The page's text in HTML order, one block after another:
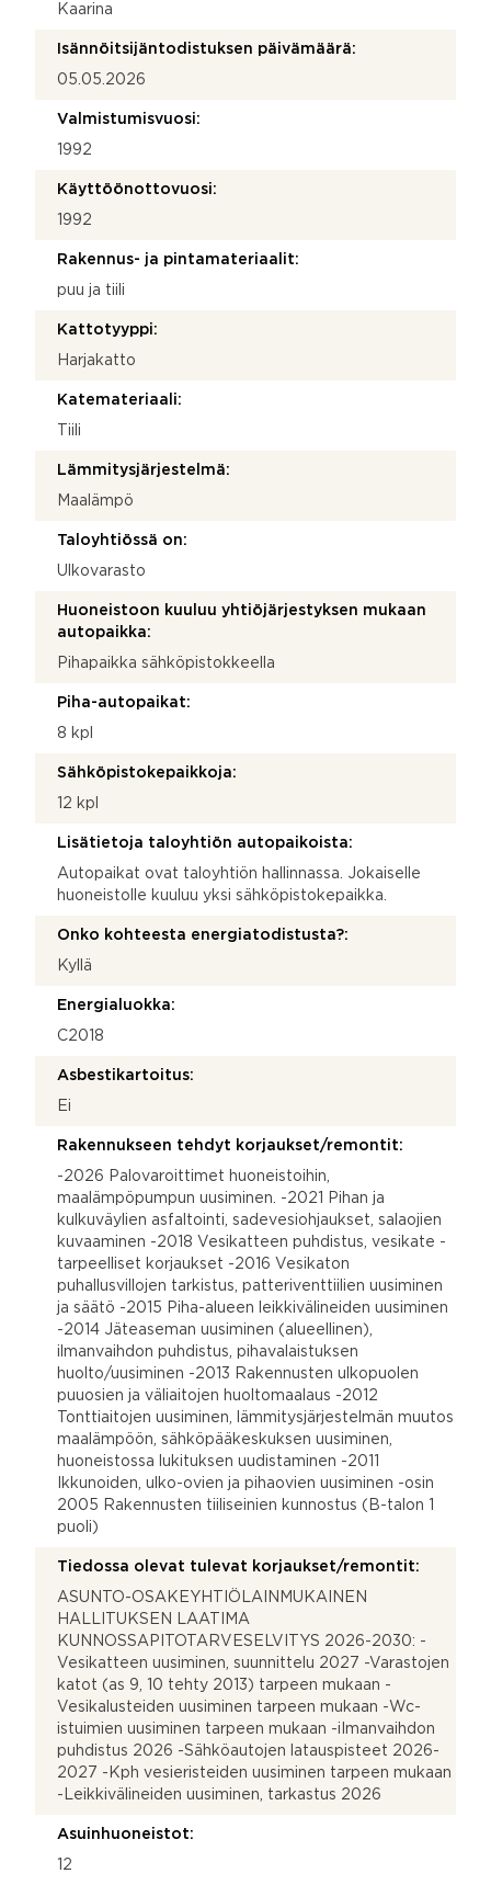
Kaarina
Isännöitsijäntodistuksen päivämäärä:
05.05.2026
Valmistumisvuosi:
1992
Käyttöönottovuosi:
1992
Rakennus- ja pintamateriaalit:
puu ja tiili
Kattotyyppi:
Harjakatto
Katemateriaali:
Tiili
Lämmitysjärjestelmä:
Maalämpö
Taloyhtiössä on:
Ulkovarasto
Huoneistoon kuuluu yhtiöjärjestyksen mukaan
autopaikka:
Pihapaikka sähköpistokkeella
Piha-autopaikat:
8 kpl
Sähköpistokepaikkoja:
12 kpl
Lisätietoja taloyhtiön autopaikoista:
Autopaikat ovat taloyhtiön hallinnassa. Jokaiselle
huoneistolle kuuluu yksi sähköpistokepaikka.
Onko kohteesta energiatodistusta?:
Kyllä
Energialuokka:
C2018
Asbestikartoitus:
Ei
Rakennukseen tehdyt korjaukset/remontit:
-2026 Palovaroittimet huoneistoihin,
maalämpöpumpun uusiminen. -2021 Pihan ja
kulkuväylien asfaltointi, sadevesiohjaukset, salaojien
kuvaaminen -2018 Vesikatteen puhdistus, vesikate -
tarpeelliset korjaukset -2016 Vesikaton
puhallusvillojen tarkistus, patteriventtiilien uusiminen
ja säätö -2015 Piha-alueen leikkivälineiden uusiminen
-2014 Jäteaseman uusiminen (alueellinen),
ilmanvaihdon puhdistus, pihavalaistuksen
huolto/uusiminen -2013 Rakennusten ulkopuolen
puuosien ja väliaitojen huoltomaalaus -2012
Tonttiaitojen uusiminen, lämmitysjärjestelmän muutos
maalämpöön, sähköpääkeskuksen uusiminen,
huoneistossa lukituksen uudistaminen -2011
Ikkunoiden, ulko-ovien ja pihaovien uusiminen -osin
2005 Rakennusten tiiliseinien kunnostus (B-talon 1
puoli)
Tiedossa olevat tulevat korjaukset/remontit:
ASUNTO-OSAKEYHTIÖLAINMUKAINEN
HALLITUKSEN LAATIMA
KUNNOSSAPITOTARVESELVITYS 2026-2030: -
Vesikatteen uusiminen, suunnittelu 2027 -Varastojen
katot (as 9, 10 tehty 2013) tarpeen mukaan -
Vesikalusteiden uusiminen tarpeen mukaan -Wc-
istuimien uusiminen tarpeen mukaan -iImanvaihdon
puhdistus 2026 -Sähköautojen latauspisteet 2026-
2027 -Kph vesieristeiden uusiminen tarpeen mukaan
-Leikkivälineiden uusiminen, tarkastus 2026
Asuinhuoneistot:
12